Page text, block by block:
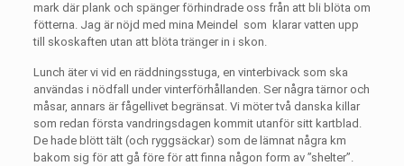
mark där plank och spänger förhindrade oss från att bli blöta om
fötterna. Jag är nöjd med mina Meindel
som klarar vatten upp
till skoskaften utan att blöta tränger in i skon.
Lunch äter vi vid en räddningsstuga, en vinterbivack som ska
användas i nödfall under vinterförhållanden. Ser några tärnor och
måsar, annars är fågellivet begränsat. Vi möter två danska killar
som redan första vandringsdagen kommit utanför sitt kartblad.
De hade blött tält (och ryggsäckar) som de lämnat några km
bakom sig för att gå före för att finna någon form av ”shelter”.